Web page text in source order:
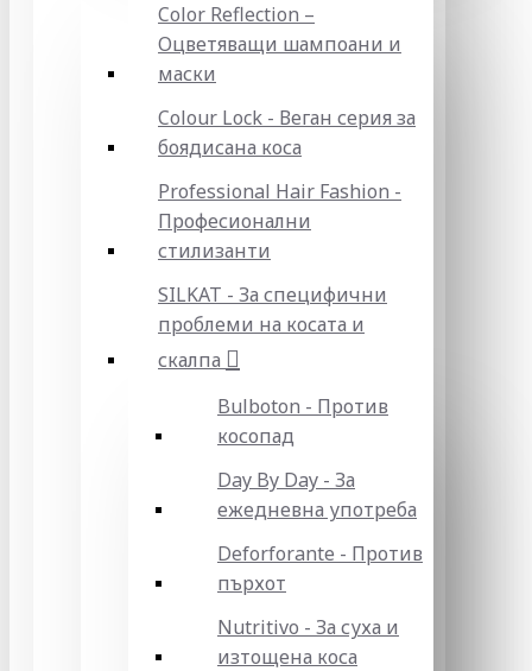
Color Reflection –
Оцветяващи шампоани и
маски
Colour Lock - Веган серия за
боядисана коса
Professional Hair Fashion -
Професионални
стилизанти
SILKAT - За специфични
проблеми на косата и
скалпа
Bulboton - Против
косопад
Day By Day - За
ежедневна употреба
Deforforante - Против
пърхот
Nutritivo - За суха и
изтощена коса